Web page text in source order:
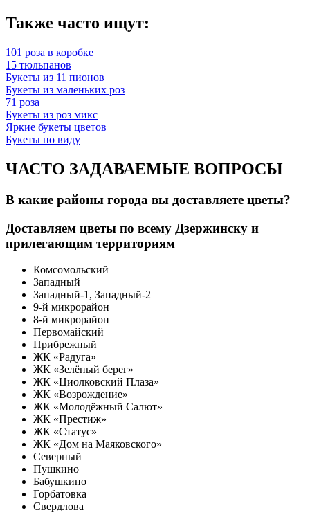
Также часто ищут:
101 роза в коробке
15 тюльпанов
Букеты из 11 пионов
Букеты из маленьких роз
71 роза
Букеты из роз микс
Яркие букеты цветов
Букеты по виду
ЧАСТО ЗАДАВАЕМЫЕ ВОПРОСЫ
В какие районы города вы доставляете цветы?
Доставляем цветы по всему Дзержинску и
прилегающим территориям
Комсомольский
Западный
Западный-1, Западный-2
9-й микрорайон
8-й микрорайон
Первомайский
Прибрежный
ЖК «Радуга»
ЖК «Зелёный берег»
ЖК «Циолковский Плаза»
ЖК «Возрождение»
ЖК «Молодёжный Салют»
ЖК «Престиж»
ЖК «Статус»
ЖК «Дом на Маяковского»
Северный
Пушкино
Бабушкино
Горбатовка
Свердлова